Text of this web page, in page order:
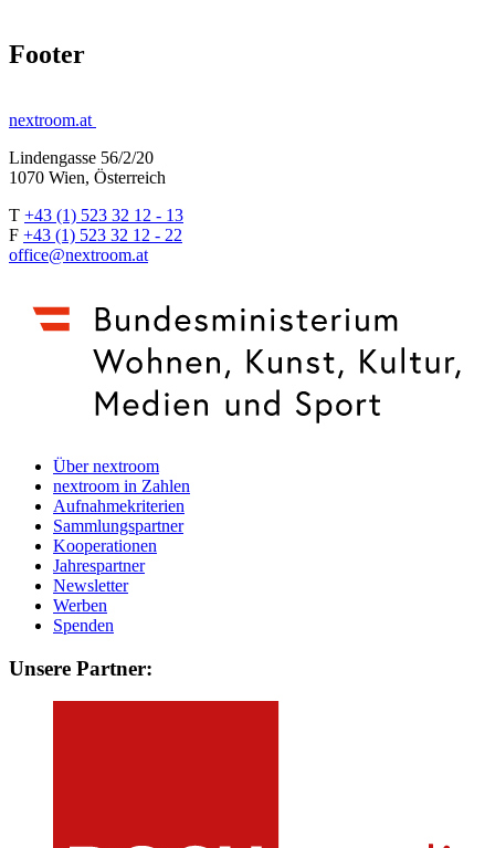
Footer
nextroom.at
Lindengasse 56/2/20
1070 Wien, Österreich
T +43 (1) 523 32 12 - 13
F +43 (1) 523 32 12 - 22
office@nextroom.at
Über nextroom
nextroom in Zahlen
Aufnahmekriterien
Sammlungspartner
Kooperationen
Jahrespartner
Newsletter
Werben
Spenden
Unsere Partner: